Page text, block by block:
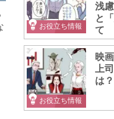
お役立ち情報
浅
と
て
お役立ち情報
映
上
は